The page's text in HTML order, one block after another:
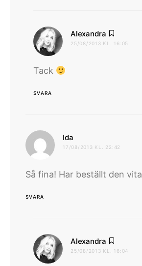
Alexandra
25/08/2013 KL. 16:05
Tack
SVARA
Ida
17/08/2013 KL. 22:42
Så fina! Har beställt den vita
SVARA
Alexandra
25/08/2013 KL. 16:04